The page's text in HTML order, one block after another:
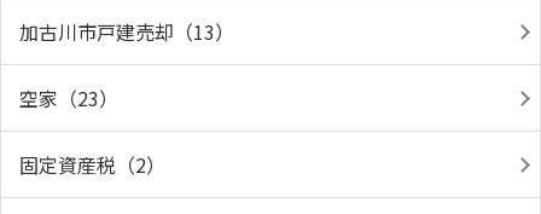
加古川市戸建売却（13）
空家（23）
固定資産税（2）